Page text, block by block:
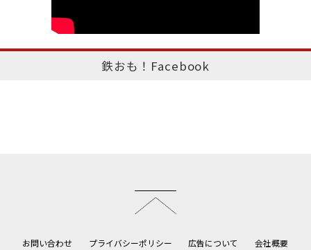
鉄おも！Facebook
お問い合わせ プライバシーポリシー 広告について 会社概要